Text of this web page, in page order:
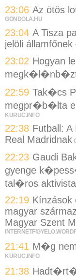
23:06 Az ötös
GONDOLA.HU
23:04 A Tisza
jelöli
23:02 Hogyan
22:59 Tak�cs
megpr�b�lta
KURUC.INFO
22:38 Futball:
Real Madridnak
22:23 Gaudi
gyenge
tal�ros aktivista
22:19 Kínzások
magyar
Magyar Szent
21:41 M�g
KURUC.INFO
21:38